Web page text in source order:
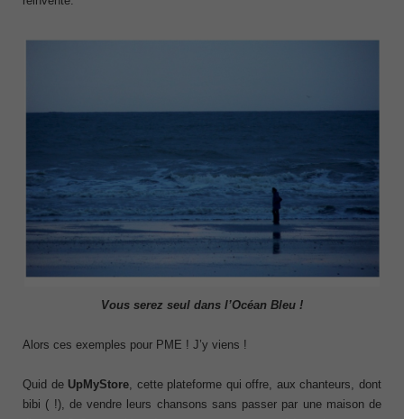
Vous serez seul dans l’Océan Bleu !
Alors ces exemples pour PME ! J’y viens !
Quid de UpMyStore , cette plateforme qui offre, aux chanteurs, dont
bibi ( !), de vendre leurs chansons sans passer par une maison de